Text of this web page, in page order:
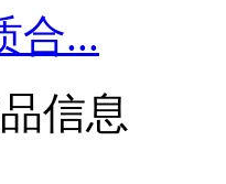
合...
信息